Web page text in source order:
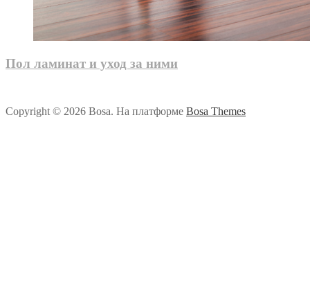
Пол ламинат и уход за ними
Copyright © 2026 Bosa. На платформе Bosa Themes